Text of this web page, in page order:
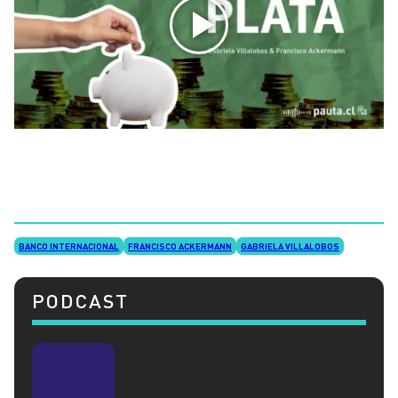
BANCO INTERNACIONAL FRANCISCO ACKERMANN GABRIELA VILLALOBOS
PODCAST